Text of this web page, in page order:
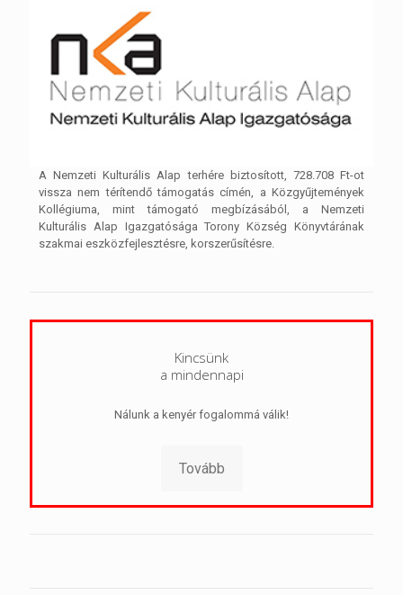
A Nemzeti Kulturális Alap terhére biztosított, 728.708 Ft-ot
vissza nem térítendő támogatás címén, a Közgyűjtemények
Kollégiuma, mint támogató megbízásából, a Nemzeti
Kulturális Alap Igazgatósága Torony Község Könyvtárának
szakmai eszközfejlesztésre, korszerűsítésre.
Kincsünk
a mindennapi
Nálunk a kenyér fogalommá válik!
Tovább